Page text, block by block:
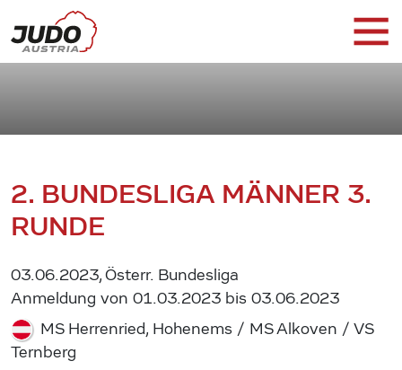
2. BUNDESLIGA MÄNNER 3.
RUNDE
03.06.2023, Österr. Bundesliga
Anmeldung von 01.03.2023 bis 03.06.2023
MS Herrenried, Hohenems / MS Alkoven / VS
Ternberg